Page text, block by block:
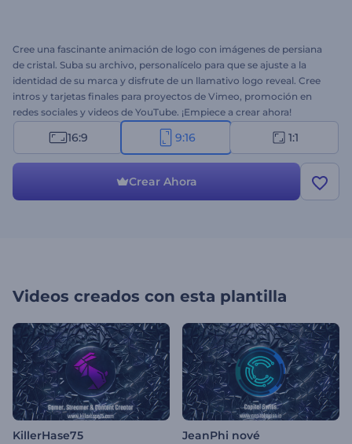
Cree una fascinante animación de logo con imágenes de persiana
de cristal. Suba su archivo, personalícelo para que se ajuste a la
identidad de su marca y disfrute de un llamativo logo reveal. Cree
intros y tarjetas finales para proyectos de Vimeo, promoción en
redes sociales y videos de YouTube. ¡Empiece a crear ahora!
16:9 9:16 1:1
Crear Ahora
Videos creados con esta plantilla
KillerHase75 JeanPhi nové